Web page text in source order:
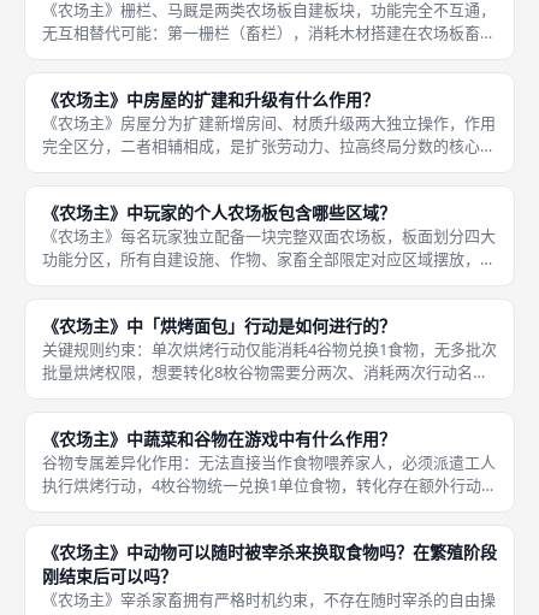
《农场主》栅栏、马厩是两类农场板自建板块，功能完全不互通，
无互相替代可能：第一栅栏（畜栏），消耗木材搭建在农场板畜牧
区域，单块栅栏格子仅能存放一只猪、羊、牛家畜，是持有动物的
硬性前置条件，无空闲栅栏格子时，无法购入、繁育新增家畜；栅
栏搭建后
《农场主》中房屋的扩建和升级有什么作用？
《农场主》房屋分为扩建新增房间、材质升级两大独立操作，作用
完全区分，二者相辅相成，是扩张劳动力、拉高终局分数的核心基
建：第一房屋扩建，消耗木材、黏土、芦苇三类基础建材，在农场
板房屋区域新增一间房间格子，每新增一间房间即可多容纳一名家
庭成员，
《农场主》中玩家的个人农场板包含哪些区域？
《农场主》每名玩家独立配备一块完整双面农场板，板面划分四大
功能分区，所有自建设施、作物、家畜全部限定对应区域摆放，闲
置空白格子终局倒扣分数，分区布局直接决定空间规划策略：第一
房屋区域，板面左上角固定起始两间木屋格子，可消耗建材扩建新
增房间，
《农场主》中「烘烤面包」行动是如何进行的？
关键规则约束：单次烘烤行动仅能消耗4谷物兑换1食物，无多批次
批量烘烤权限，想要转化8枚谷物需要分两次、消耗两次行动名额
占领烘烤工位；谷物不足4枚时无法执行烘烤操作，行动名额消耗
但无任何收益，属于无效操作；烘烤转化仅能在行动阶段执行，收
获阶段
《农场主》中蔬菜和谷物在游戏中有什么作用？
谷物专属差异化作用：无法直接当作食物喂养家人，必须派遣工人
执行烘烤行动，4枚谷物统一兑换1单位食物，转化存在额外行动成
本，但谷物单块田地每轮稳定产出，长期囤积转化口粮总量可观；
蔬菜专属差异化作用：无需烘烤转化，1枚蔬菜直接等同于1份食
物，收
《农场主》中动物可以随时被宰杀来换取食物吗？在繁殖阶段
刚结束后可以吗？
《农场主》宰杀家畜拥有严格时机约束，不存在随时宰杀的自由操